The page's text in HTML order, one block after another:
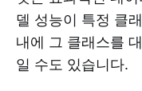
델 성능이 특정 클
내에 그 클래스를
일 수도 있습니다.